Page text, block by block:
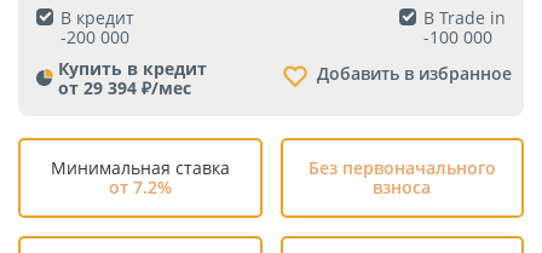
В кредит
-200 000
В Trade in
-100 000
Купить в кредит
от 29 394 ₽/мес
Добавить в избранное
Минимальная ставка
от 7.2%
Без первоначального
взноса